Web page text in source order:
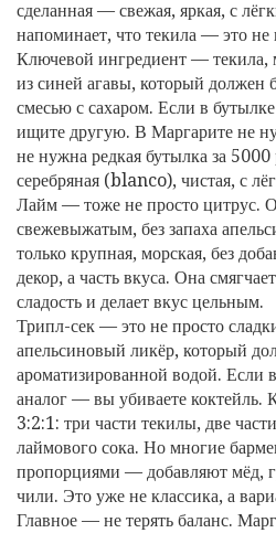
сделанная — свежая, яркая, с
напоминает, что текила — это не
Ключевой ингредиент — текила,
из синей агавы, который должен
смесью с сахаром. Если в
ищите другую. В Маргарите не
не нужна редкая бутылка за
серебряная (blanco), чистая, с
Лайм — тоже не просто цитрус.
свежевыжатым, без запаха
только крупная, морская, без
декор, а часть вкуса. Она
сладость и делает вкус цельным.
Трипл-сек — это не просто
апельсиновый ликёр, который
ароматизированной водой. Если
аналог — вы убиваете коктейль.
3:2:1: три части текилы, две
лаймового сока. Но многие
пропорциями — добавляют мёд,
чили. Это уже не классика, а
Главное — не терять баланс.